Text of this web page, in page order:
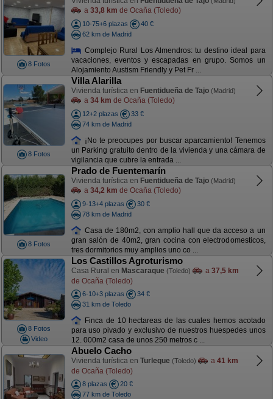
8 Fotos
a 33,8 km de Ocaña (Toledo)
10-75+6 plazas
40 €
62 km de Madrid
Complejo Rural Los Almendros: tu destino ideal para
vacaciones, eventos y escapadas en grupo. Somos un
Alojamiento Austism Friendly y Pet Fr ...
8 Fotos
Villa Alarilla
Vivienda turística en Fuentidueña de Tajo (Madrid)
a 34 km de Ocaña (Toledo)
12+2 plazas
33 €
74 km de Madrid
¡No te preocupes por buscar aparcamiento! Tenemos
un Parking gratuito dentro de la vivienda y una cámara de
vigilancia que cubre la entrada ...
8 Fotos
Prado de Fuentemarín
Vivienda turística en Fuentidueña de Tajo (Madrid)
a 34,2 km de Ocaña (Toledo)
9-13+4 plazas
30 €
78 km de Madrid
Casa de 180m2, con amplio hall que da acceso a un
gran salón de 40m2, gran cocina con electrodomesticos,
tres dormitorios muy amplios uno co ...
8 Fotos
Video
Los Castillos Agroturismo
Casa Rural en Mascaraque (Toledo) a 37,5 km
de Ocaña (Toledo)
6-10+3 plazas
34 €
31 km de Toledo
Finca de 10 hectareas de las cuales hemos acotado
para uso pivado y exclusivo de nuestros huespedes unos
12. 000m2 casa de unos 250 metros c ...
Abuelo Cacho
Vivienda turística en Turleque (Toledo) a 41 km
de Ocaña (Toledo)
8 plazas
20 €
77 km de Toledo